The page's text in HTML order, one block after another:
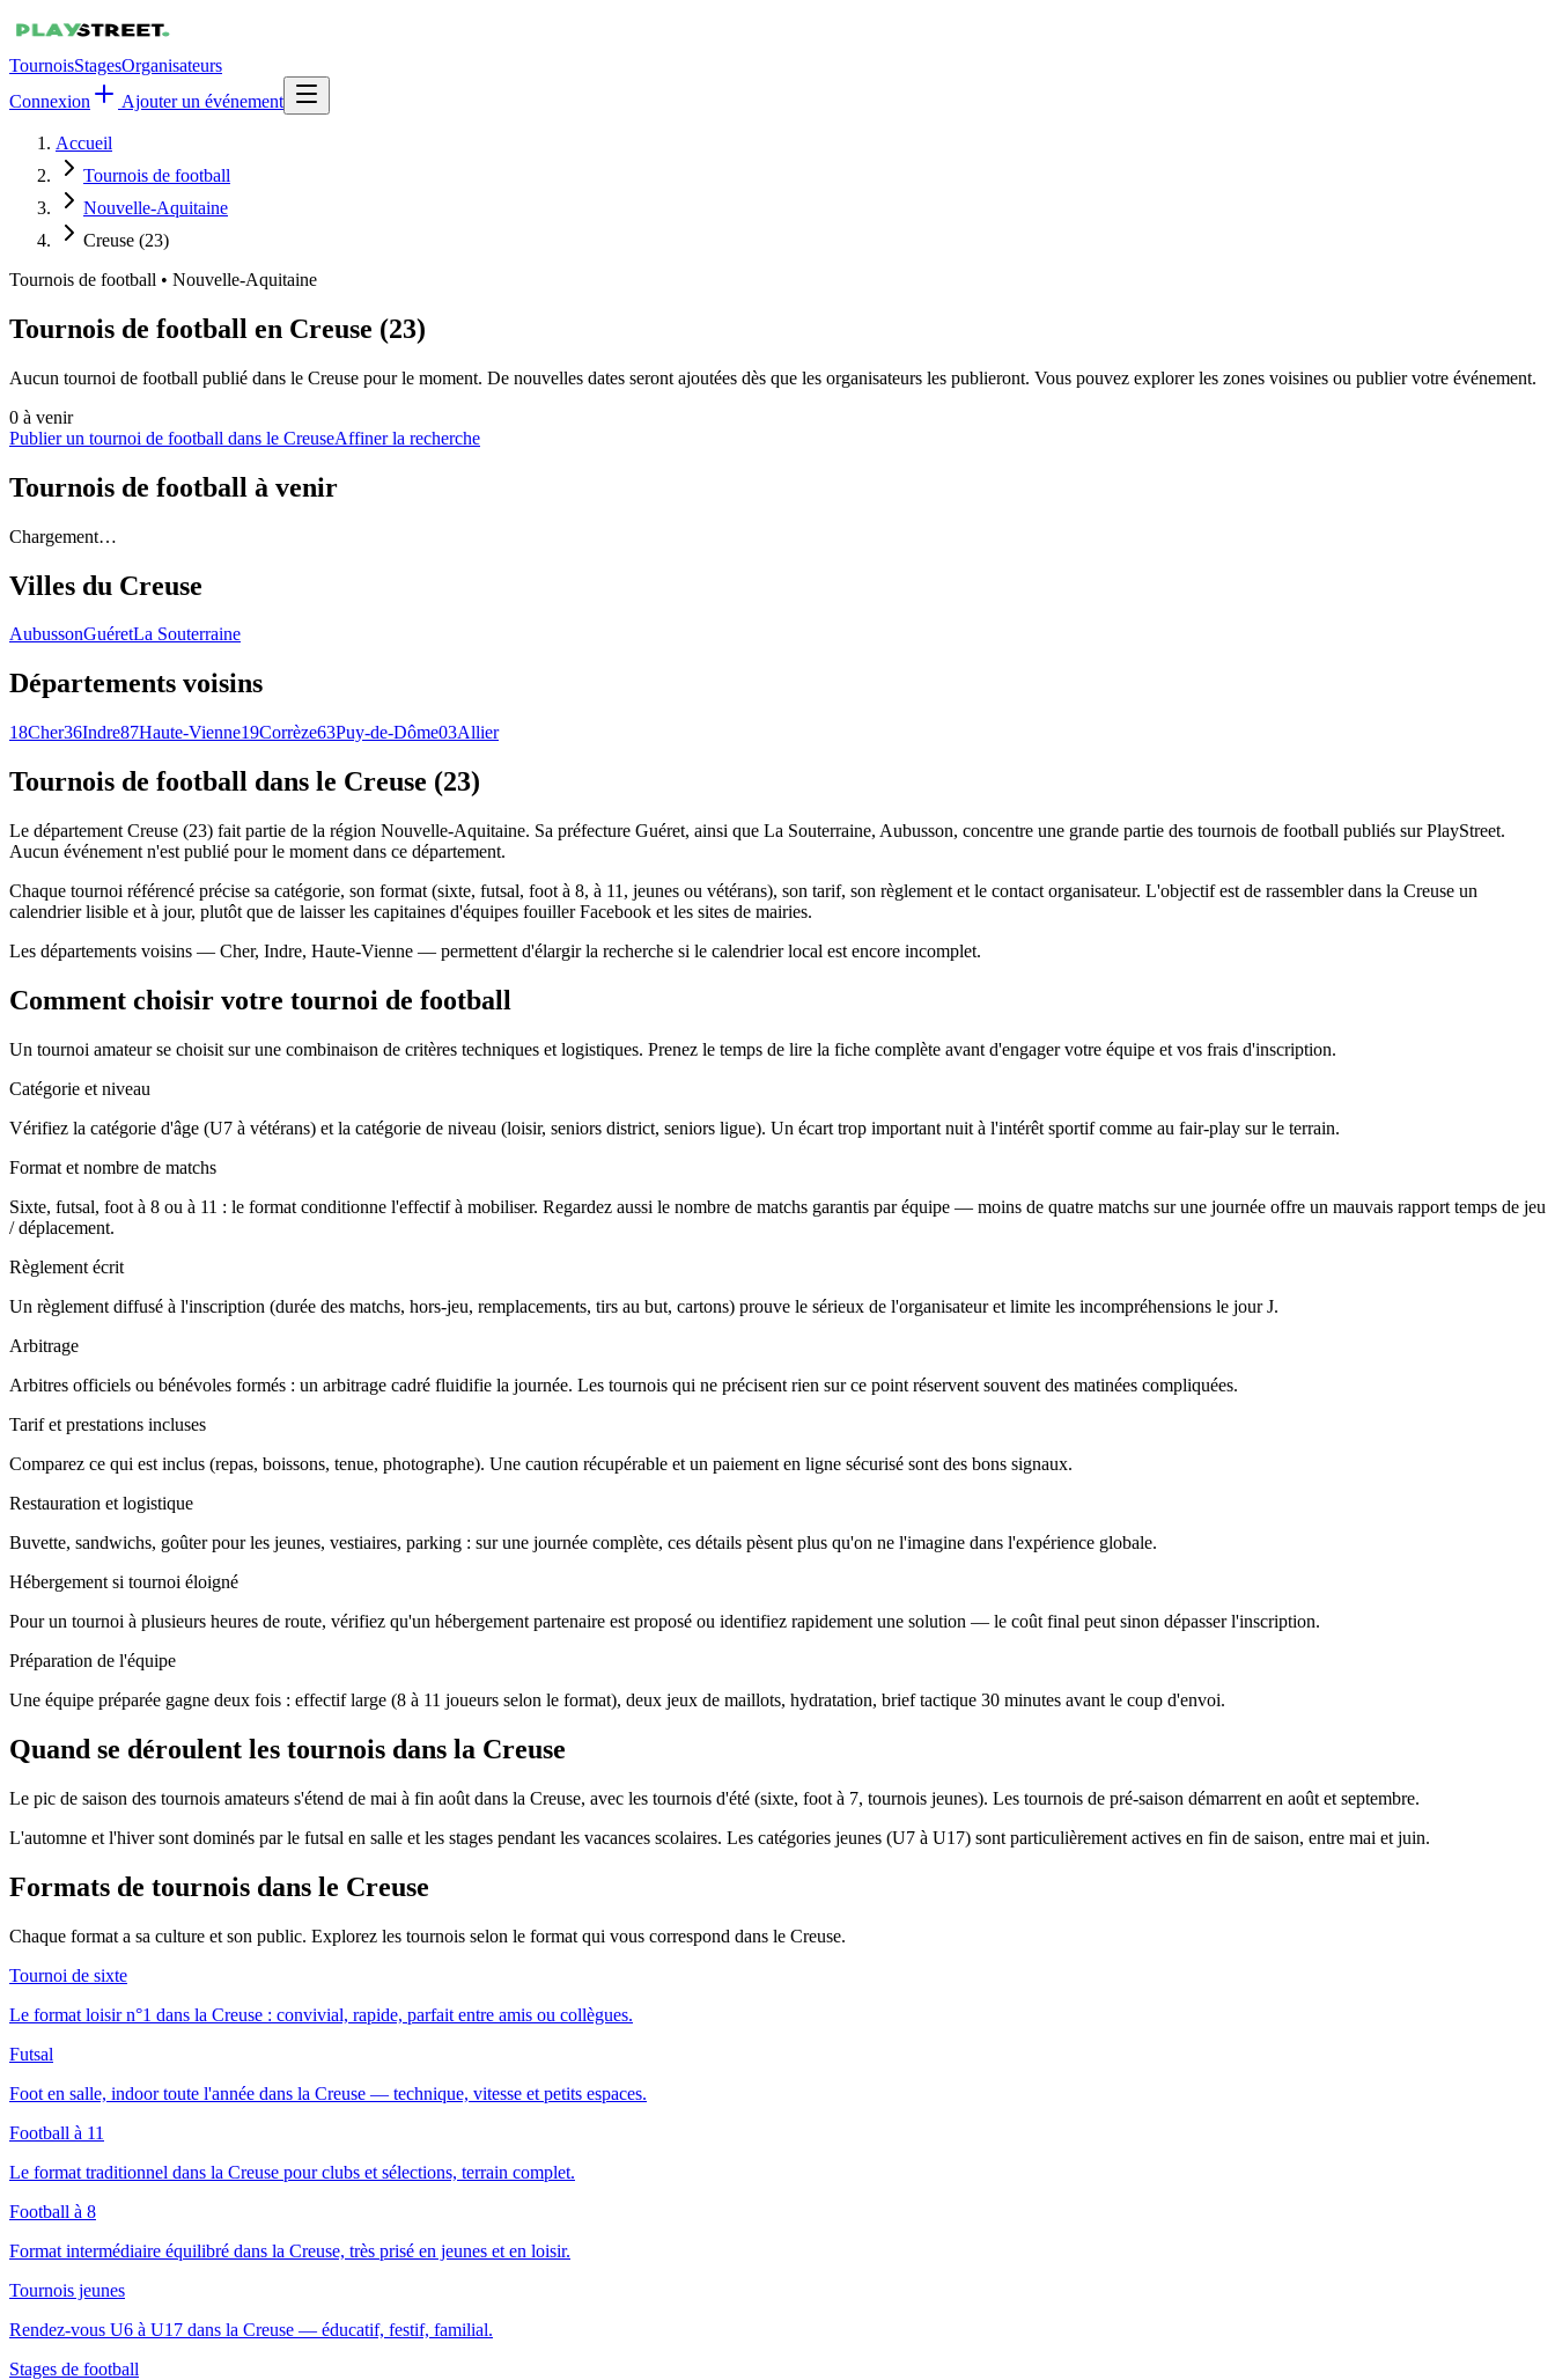
TournoisStagesOrganisateurs
Connexion
Ajouter un événement
Accueil
Tournois de football
Nouvelle-Aquitaine
Creuse (23)
Tournois de football • Nouvelle-Aquitaine
Tournois de football en Creuse (23)
Aucun tournoi de football publié dans le Creuse pour le moment. De nouvelles dates seront ajoutées dès que les organisateurs les publieront. Vous pouvez explorer les zones voisines ou publier votre événement.
0 à venir
Publier un tournoi de football dans le CreuseAffiner la recherche
Tournois de football à venir
Chargement…
Villes du Creuse
AubussonGuéretLa Souterraine
Départements voisins
18Cher36Indre87Haute-Vienne19Corrèze63Puy-de-Dôme03Allier
Tournois de football dans le Creuse (23)
Le département Creuse (23) fait partie de la région Nouvelle-Aquitaine. Sa préfecture Guéret, ainsi que La Souterraine, Aubusson, concentre une grande partie des tournois de football publiés sur PlayStreet.
Aucun événement n'est publié pour le moment dans ce département.
Chaque tournoi référencé précise sa catégorie, son format (sixte, futsal, foot à 8, à 11, jeunes ou vétérans), son tarif, son règlement et le contact organisateur. L'objectif est de rassembler dans la Creuse un
calendrier lisible et à jour, plutôt que de laisser les capitaines d'équipes fouiller Facebook et les sites de mairies.
Les départements voisins — Cher, Indre, Haute-Vienne — permettent d'élargir la recherche si le calendrier local est encore incomplet.
Comment choisir votre tournoi de football
Un tournoi amateur se choisit sur une combinaison de critères techniques et logistiques. Prenez le temps de lire la fiche complète avant d'engager votre équipe et vos frais d'inscription.
Catégorie et niveau
Vérifiez la catégorie d'âge (U7 à vétérans) et la catégorie de niveau (loisir, seniors district, seniors ligue). Un écart trop important nuit à l'intérêt sportif comme au fair-play sur le terrain.
Format et nombre de matchs
Sixte, futsal, foot à 8 ou à 11 : le format conditionne l'effectif à mobiliser. Regardez aussi le nombre de matchs garantis par équipe — moins de quatre matchs sur une journée offre un mauvais rapport temps de jeu
/ déplacement.
Règlement écrit
Un règlement diffusé à l'inscription (durée des matchs, hors-jeu, remplacements, tirs au but, cartons) prouve le sérieux de l'organisateur et limite les incompréhensions le jour J.
Arbitrage
Arbitres officiels ou bénévoles formés : un arbitrage cadré fluidifie la journée. Les tournois qui ne précisent rien sur ce point réservent souvent des matinées compliquées.
Tarif et prestations incluses
Comparez ce qui est inclus (repas, boissons, tenue, photographe). Une caution récupérable et un paiement en ligne sécurisé sont des bons signaux.
Restauration et logistique
Buvette, sandwichs, goûter pour les jeunes, vestiaires, parking : sur une journée complète, ces détails pèsent plus qu'on ne l'imagine dans l'expérience globale.
Hébergement si tournoi éloigné
Pour un tournoi à plusieurs heures de route, vérifiez qu'un hébergement partenaire est proposé ou identifiez rapidement une solution — le coût final peut sinon dépasser l'inscription.
Préparation de l'équipe
Une équipe préparée gagne deux fois : effectif large (8 à 11 joueurs selon le format), deux jeux de maillots, hydratation, brief tactique 30 minutes avant le coup d'envoi.
Quand se déroulent les tournois dans la Creuse
Le pic de saison des tournois amateurs s'étend de mai à fin août dans la Creuse, avec les tournois d'été (sixte, foot à 7, tournois jeunes). Les tournois de pré-saison démarrent en août et septembre.
L'automne et l'hiver sont dominés par le futsal en salle et les stages pendant les vacances scolaires. Les catégories jeunes (U7 à U17) sont particulièrement actives en fin de saison, entre mai et juin.
Formats de tournois dans le Creuse
Chaque format a sa culture et son public. Explorez les tournois selon le format qui vous correspond dans le Creuse.
Tournoi de sixte
Le format loisir n°1 dans la Creuse : convivial, rapide, parfait entre amis ou collègues.
Futsal
Foot en salle, indoor toute l'année dans la Creuse — technique, vitesse et petits espaces.
Football à 11
Le format traditionnel dans la Creuse pour clubs et sélections, terrain complet.
Football à 8
Format intermédiaire équilibré dans la Creuse, très prisé en jeunes et en loisir.
Tournois jeunes
Rendez-vous U6 à U17 dans la Creuse — éducatif, festif, familial.
Stages de football